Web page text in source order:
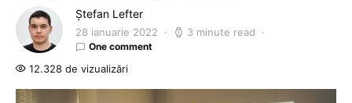
Ștefan Lefter
28 ianuarie 2022 3 minute read
One comment
12.328 de vizualizări